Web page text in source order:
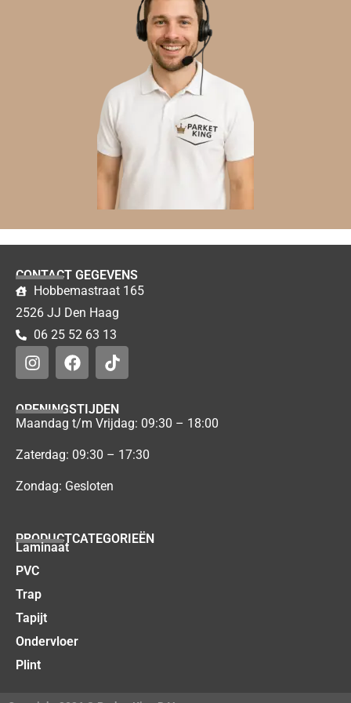
CONTACT GEGEVENS
Hobbemastraat 165
2526 JJ Den Haag
06 25 52 63 13
OPENINGSTIJDEN
Maandag t/m Vrijdag: 09:30 – 18:00
Zaterdag: 09:30 – 17:30
Zondag: Gesloten
PRODUCTCATEGORIEËN
Laminaat
PVC
Trap
Tapijt
Ondervloer
Plint